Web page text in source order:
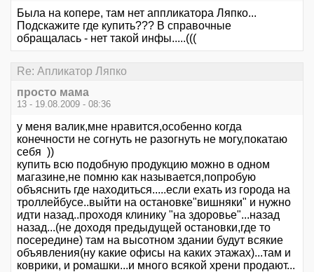
Была на копере, там нет аппликатора Ляпко...
Подскажите где купить??? В справочные
обращалась - нет такой инфы.....(((
Re: Апликатор Ляпко
просто мама
13 - 19.08.2009 - 08:36
у меня валик,мне нравится,особенно когда
конечности не согнуть не разогнуть не могу,покатаю
себя ))
купить всю подобную продукцию можно в одном
магазине,не помню как называется,попробую
объяснить где находиться.....если ехать из города на
троллейбусе..выйти на остановке"вишняки" и нужно
идти назад..проходя клинику "на здоровье"...назад
назад...(не доходя предыдущей остановки,где то
посередине) там на высотном здании будут всякие
объявления(ну какие офисы на каких этажах)...там и
коврики, и ромашки...и много всякой хрени продают...